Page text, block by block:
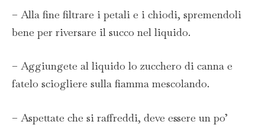
– Alla fine filtrare i petali e i chiodi, spremendoli
bene per riversare il succo nel liquido.
– Aggiungete al liquido lo zucchero di canna e
fatelo sciogliere sulla fiamma mescolando.
– Aspettate che si raffreddi, deve essere un po’